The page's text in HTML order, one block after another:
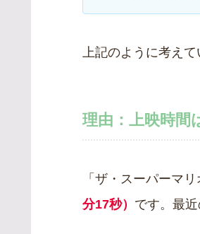
上記のように考えて
理由：上映時間
「ザ・スーパーマ
分17秒） です。最